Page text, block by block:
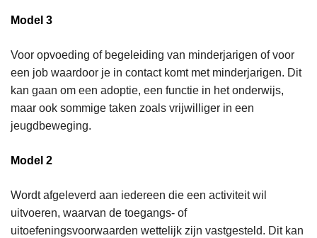
Model 3
Voor opvoeding of begeleiding van minderjarigen of voor
een job waardoor je in contact komt met minderjarigen. Dit
kan gaan om een adoptie, een functie in het onderwijs,
maar ook sommige taken zoals vrijwilliger in een
jeugdbeweging.
Model 2
Wordt afgeleverd aan iedereen die een activiteit wil
uitvoeren, waarvan de toegangs- of
uitoefeningsvoorwaarden wettelijk zijn vastgesteld. Dit kan